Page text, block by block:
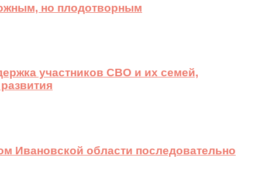
но плодотворным
участников СВО и их семей,
Ивановской области последовательно